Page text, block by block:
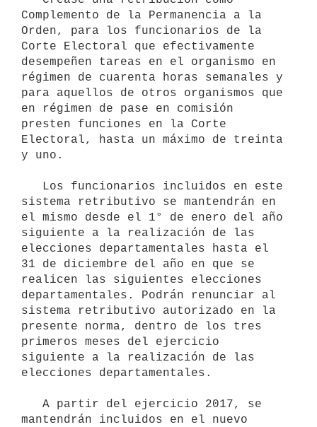
Complemento de la Permanencia a la
Orden, para los funcionarios de la
Corte Electoral que efectivamente
desempeñen tareas en el organismo en
régimen de cuarenta horas semanales y
para aquellos de otros organismos que
en régimen de pase en comisión
presten funciones en la Corte
Electoral, hasta un máximo de treinta
y uno.
sistema retributivo se mantendrán en
el mismo desde el 1° de enero del año
siguiente a la realización de las
elecciones departamentales hasta el
31 de diciembre del año en que se
realicen las siguientes elecciones
departamentales. Podrán renunciar al
sistema retributivo autorizado en la
presente norma, dentro de los tres
primeros meses del ejercicio
siguiente a la realización de las
elecciones departamentales.
mantendrán incluidos en el nuevo